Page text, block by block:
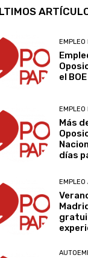
Telegram
EMPLEO
el
Más
días